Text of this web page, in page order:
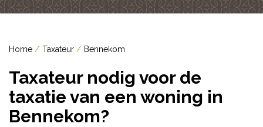
Home Taxateur Bennekom
Taxateur nodig voor de
taxatie van een woning in
Bennekom?